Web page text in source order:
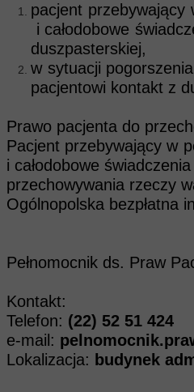
pacjent
i całodobowe
duszpasterskiej,
w sytuacji
pacjentowi kontakt z
Prawo pacjenta do
Pacjent przebywający
i całodobowe
przechowywania rzeczy
Ogólnopolska bezpłatna
Pełnomocnik ds. Praw
Kontakt:
Telefon: (22) 52 51 424
e-mail:
Lokalizacja: budynek